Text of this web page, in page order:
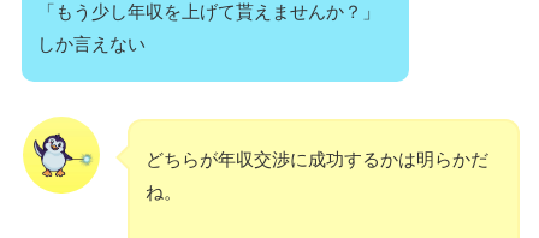
「もう少し年収を上げて貰えませんか？」
しか言えない
どちらが年収交渉に成功するかは明らかだ
ね。